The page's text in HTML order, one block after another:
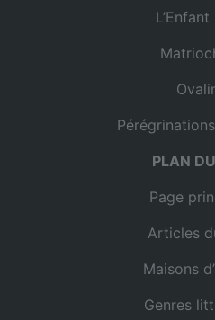
PLAN
Page
Articles
Maisons
Genres